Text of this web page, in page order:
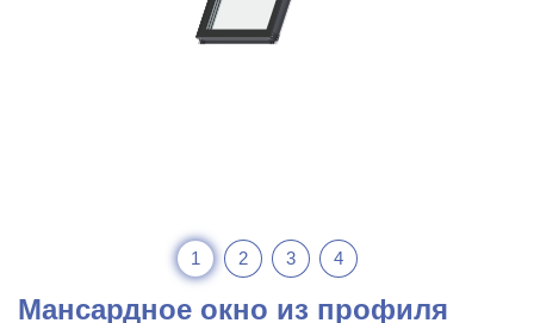
1 2 3 4
Мансардное окно из профиля